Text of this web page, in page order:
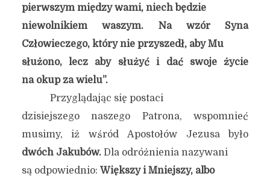
pierwszym między wami, niech będzie
niewolnikiem waszym. Na wzór Syna
Człowieczego, który nie przyszedł, aby Mu
służono, lecz aby służyć i dać swoje życie
na okup za wielu”.
Przyglądając się postaci
dzisiejszego naszego Patrona, wspomnieć
musimy, iż wśród Apostołów Jezusa było
dwóch Jakubów.Dla odróżnienia nazywani
są odpowiednio: Większy i Mniejszy, albo